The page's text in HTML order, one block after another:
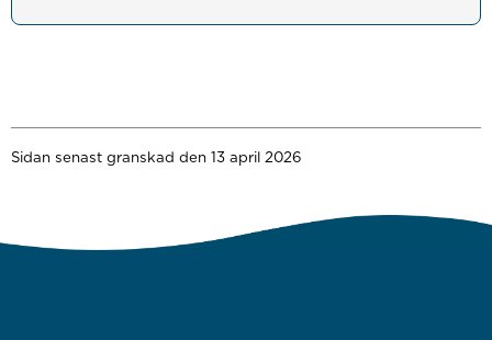
Sidan senast granskad den 13 april 2026